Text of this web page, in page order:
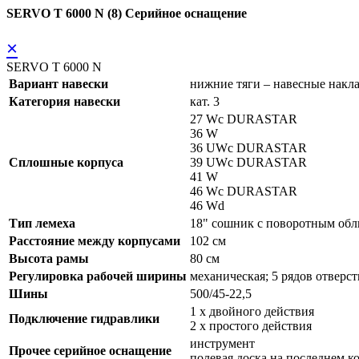
SERVO T 6000 N (8) Серийное оснащение
×
SERVO T 6000 N
Вариант навески
нижние тяги – навесные
Категория навески
кат. 3
Сплошные корпуса
27 Wc DURASTAR
36 W
36 UWc DURASTAR
39 UWc DURASTAR
41 W
46 Wc DURASTAR
46 Wd
Тип лемеха
18" сошник с поворотным
Расстояние между корпусами
102 см
Высота рамы
80 см
Регулировка рабочей ширины механическая; 5 рядов
Шины
500/45-22,5
Подключение гидравлики
1 x двойного действия
2 x простого действия
Прочее серийное оснащение
инструмент